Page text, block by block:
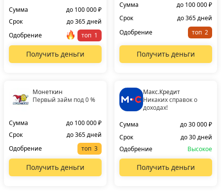
Сумма
до 100 000 ₽
Срок
до 365 дней
Одобрение
топ
Получить деньги
Сумма
до 100 000 ₽
Срок
до 365 дней
Одобрение
топ
Получить деньги
Монеткин
Первый займ под 0 %
Сумма
до 100 000 ₽
Срок
до 365 дней
Одобрение
топ
Получить деньги
Макс.Кредит
Никаких справок о
доходах!
Сумма
до 30 000 ₽
Срок
до 30 дней
Одобрение
Высокое
Получить деньги